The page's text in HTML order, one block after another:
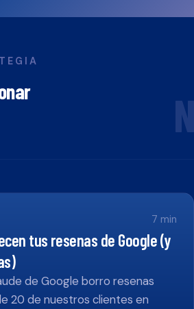
N
7 min
tus resenas de Google (y
de Google borro resenas
20 de nuestros clientes en